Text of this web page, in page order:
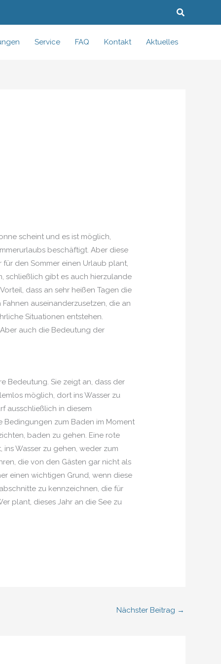
Suchen
Service FAQ Kontakt Aktuelles
scheint und es ist möglich,
beschäftigt. Aber diese
den Sommer einen Urlaub plant,
schließlich gibt es auch hierzulande
dass an sehr heißen Tagen die
auseinanderzusetzen, die an
Situationen entstehen.
auch die Bedeutung der
Bedeutung. Sie zeigt an, dass der
möglich, dort ins Wasser zu
ausschließlich in diesem
Bedingungen zum Baden im Moment
baden zu gehen. Eine rote
Wasser zu gehen, weder zum
die von den Gästen gar nicht als
einen wichtigen Grund, wenn diese
zu kennzeichnen, die für
plant, dieses Jahr an die See zu
Nächster Beitrag →